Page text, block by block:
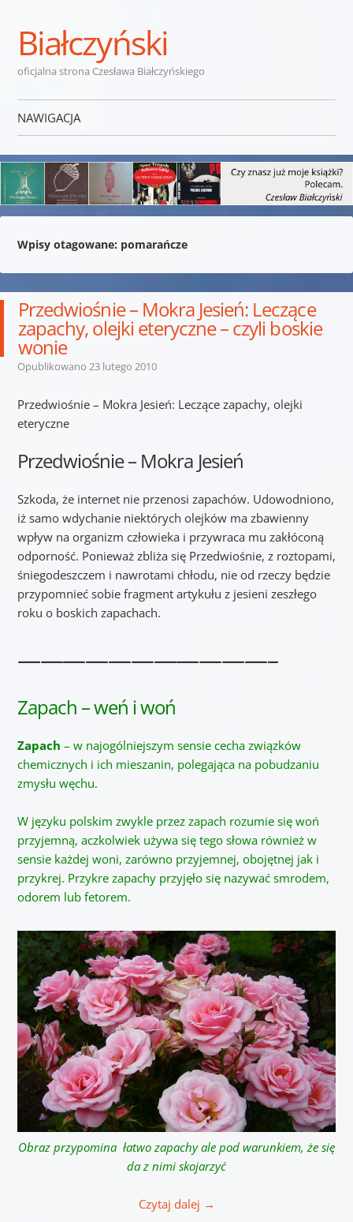
Białczyński
oficjalna strona Czesława Białczyńskiego
NAWIGACJA
Wpisy otagowane: pomarańcze
Przedwiośnie – Mokra Jesień: Leczące
zapachy, olejki eteryczne – czyli boskie
wonie
Opublikowano 23 lutego 2010
Przedwiośnie – Mokra Jesień: Leczące zapachy, olejki
eteryczne
Przedwiośnie – Mokra Jesień
Szkoda, że internet nie przenosi zapachów. Udowodniono,
iż samo wdychanie niektórych olejków ma zbawienny
wpływ na organizm człowieka i przywraca mu zakłóconą
odporność. Ponieważ zbliża się Przedwiośnie, z roztopami,
śniegodeszczem i nawrotami chłodu, nie od rzeczy będzie
przypomnieć sobie fragment artykułu z jesieni zeszłego
roku o boskich zapachach.
———————————–
Zapach – weń i woń
Zapach – w najogólniejszym sensie cecha związków
chemicznych i ich mieszanin, polegająca na pobudzaniu
zmysłu węchu.
W języku polskim zwykle przez zapach rozumie się woń
przyjemną, aczkolwiek używa się tego słowa również w
sensie każdej woni, zarówno przyjemnej, obojętnej jak i
przykrej. Przykre zapachy przyjęło się nazywać smrodem,
odorem lub fetorem.
Obraz przypomina łatwo zapachy ale pod warunkiem, że się
da z nimi skojarzyć
Czytaj dalej →